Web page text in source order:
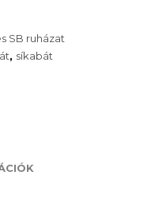
SB ruházat
, síkabát